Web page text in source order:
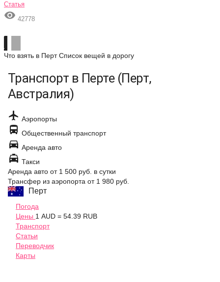
Статья
 42778
Что взять в Перт Список вещей в дорогу
Транспорт в Перте (Перт,
Австралия)
 Аэропорты
 Общественный транспорт
 Аренда авто
 Такси
Аренда авто от 1 500 руб. в сутки
Трансфер из аэропорта от 1 980 руб.
Перт
Погода
Цены 1 AUD = 54.39 RUB
Транспорт
Статьи
Переводчик
Карты